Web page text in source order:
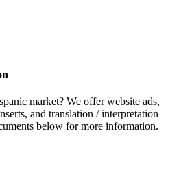
market? We offer website ads,
and translation / interpretation
below for more information.